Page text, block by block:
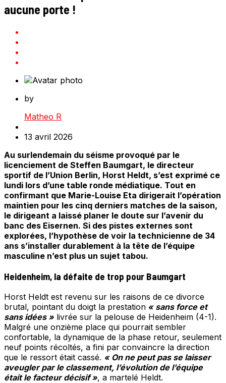
aucune porte !
by
Matheo R
13 avril 2026
Au surlendemain du séisme provoqué par le
licenciement de Steffen Baumgart, le directeur
sportif de l’Union Berlin, Horst Heldt, s’est exprimé ce
lundi lors d’une table ronde médiatique. Tout en
confirmant que Marie-Louise Eta dirigerait l’opération
maintien pour les cinq derniers matches de la saison,
le dirigeant a laissé planer le doute sur l’avenir du
banc des Eisernen. Si des pistes externes sont
explorées, l’hypothèse de voir la technicienne de 34
ans s’installer durablement à la tête de l’équipe
masculine n’est plus un sujet tabou.
Heidenheim, la défaite de trop pour Baumgart
Horst Heldt est revenu sur les raisons de ce divorce
brutal, pointant du doigt la prestation « sans force et
sans idées » livrée sur la pelouse de Heidenheim (4-1).
Malgré une onzième place qui pourrait sembler
confortable, la dynamique de la phase retour, seulement
neuf points récoltés, a fini par convaincre la direction
que le ressort était cassé. « On ne peut pas se laisser
aveugler par le classement, l’évolution de l’équipe
était le facteur décisif », a martelé Heldt.